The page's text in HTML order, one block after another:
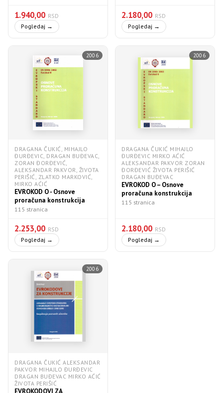
1.940,00 RSD
Pogledaj →
2.180,00 RSD
Pogledaj →
2006
DRAGANA ČUKIĆ, MIHAJLO
ĐURĐEVIC, DRAGAN BUĐEVAC,
ZORAN ĐORĐEVIĆ,
ALEKSANDAR PAKVOR, ŽIVOTA
PERIŠIĆ, ZLATKO MARKOVIĆ,
MIRKO AĆIĆ
EVROKOD O - Osnove
proračuna konstrukcija
115 stranica
2.253,00 RSD
Pogledaj →
2006
DRAGANA ČUKIĆ MIHAJLO
ĐURĐEVIC MIRKO AĆIĆ
ALEKSANDAR PAKVOR ZORAN
ĐORĐEVIĆ ŽIVOTA PERIŠIĆ
DRAGAN BUĐEVAC
EVROKOD O – Osnove
proračuna konstrukcija
115 stranica
2.180,00 RSD
Pogledaj →
2006
DRAGANA ČUKIĆ ALEKSANDAR
PAKVOR MIHAJLO ĐURĐEVIC
DRAGAN BUĐEVAC MIRKO AĆIĆ
ŽIVOTA PERIŠIĆ
EVROKODOVI ZA